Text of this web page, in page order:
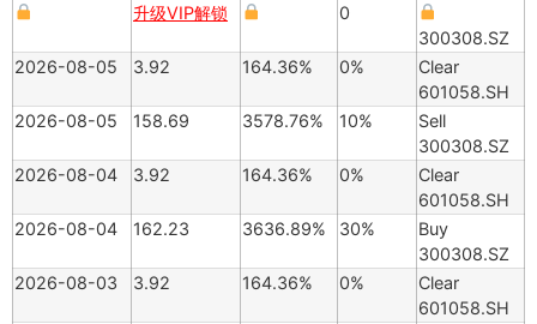
升级VIP解锁
0
300308.SZ
2026-08-05
3.92 164.36% 0%
Clear
601058.SH
2026-08-05
158.69 3578.76% 10%
Sell
300308.SZ
2026-08-04
3.92 164.36% 0%
Clear
601058.SH
2026-08-04
162.23 3636.89% 30%
Buy
300308.SZ
2026-08-03
3.92 164.36% 0%
Clear
601058.SH